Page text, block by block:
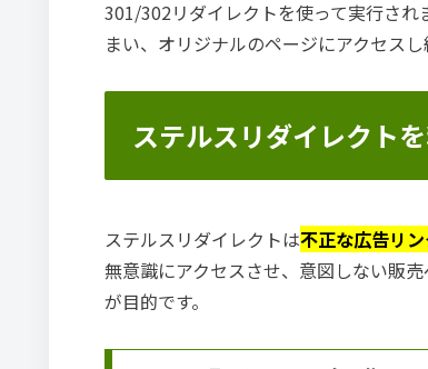
301/302リダイレクトを使って実行さ
まい、オリジナルのページにアクセス
ステルスリダイレクト
ステルスリダイレクトは不正な広告リ
無意識にアクセスさせ、意図しない販
が目的です。